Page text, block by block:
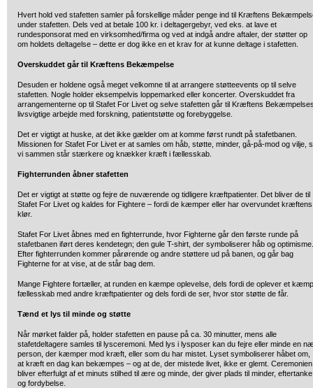
Hvert hold ved stafetten samler på forskellige måder penge ind til Kræftens
under stafetten. Dels ved at betale 100 kr. i deltagergebyr, ved eks. at lave et
rundesponsorat med en virksomhed/firma og ved at indgå andre aftaler, der støtter op
om holdets deltagelse – dette er dog ikke en et krav for at kunne deltage i stafetten.
Overskuddet går til Kræftens Bekæmpelse
Desuden er holdene også meget velkomne til at arrangere støtteevents op til selve
stafetten. Nogle holder eksempelvis loppemarked eller koncerter. Overskuddet fra
arrangementerne op til Stafet For Livet og selve stafetten går til Kræftens
livsvigtige arbejde med forskning, patientstøtte og forebyggelse.
Det er vigtigt at huske, at det ikke gælder om at komme først rundt på stafetbanen.
Missionen for Stafet For Livet er at samles om håb, støtte, minder, gå-på-mod og vilje,
vi sammen står stærkere og knækker kræft i fællesskab.
Fighterrunden åbner stafetten
Det er vigtigt at støtte og fejre de nuværende og tidligere kræftpatienter. Det bliver de til
Stafet For Livet og kaldes for Fightere – fordi de kæmper eller har overvundet kræftens
klør.
Stafet For Livet åbnes med en fighterrunde, hvor Fighterne går den første runde på
stafetbanen iført deres kendetegn; den gule T-shirt, der symboliserer håb og optimisme.
Efter fighterrunden kommer pårørende og andre støttere ud på banen, og går bag
Fighterne for at vise, at de står bag dem.
Mange Fightere fortæller, at runden en kæmpe oplevelse, dels fordi de oplever et
fællesskab med andre kræftpatienter og dels fordi de ser, hvor stor støtte de får.
Tænd et lys til minde og støtte
Når mørket falder på, holder stafetten en pause på ca. 30 minutter, mens alle
stafetdeltagere samles til lysceremoni. Med lys i lysposer kan du fejre eller minde en
person, der kæmper mod kræft, eller som du har mistet. Lyset symboliserer håbet om,
at kræft en dag kan bekæmpes – og at de, der mistede livet, ikke er glemt. Ceremonien
bliver efterfulgt af et minuts stilhed til ære og minde, der giver plads til minder, eftertanke
og fordybelse.